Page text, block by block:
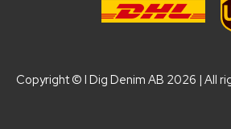
Copyright © I Dig Denim AB 2026 | All